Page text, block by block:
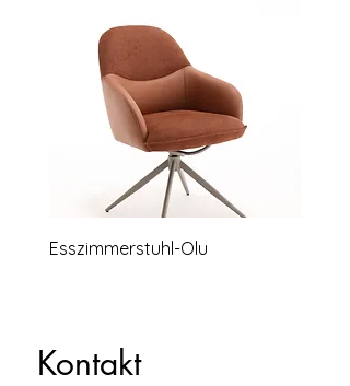
Esszimmerstuhl-Olu
Kontakt